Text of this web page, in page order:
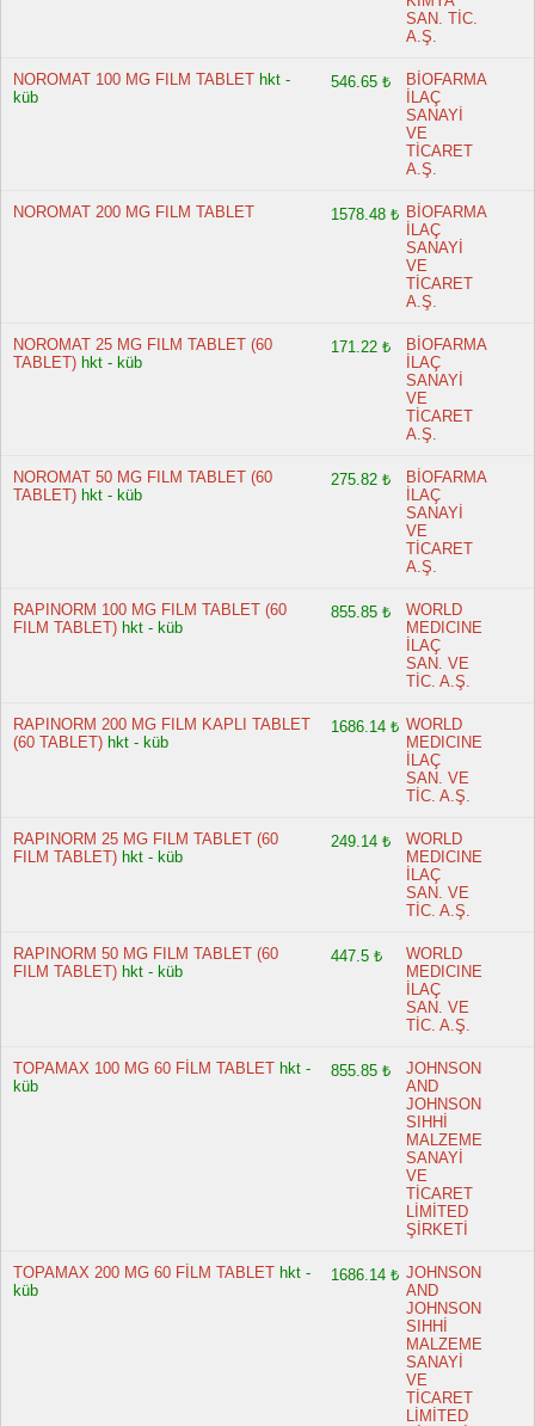
SAN. TİC.
A.Ş.
NOROMAT 100 MG FILM TABLET hkt -
küb
546.65 ₺
BİOFARMA
İLAÇ
SANAYİ
VE
TİCARET
A.Ş.
NOROMAT 200 MG FILM TABLET 1578.48 ₺ BİOFARMA
İLAÇ
SANAYİ
VE
TİCARET
A.Ş.
NOROMAT 25 MG FILM TABLET (60
TABLET) hkt - küb
171.22 ₺
BİOFARMA
İLAÇ
SANAYİ
VE
TİCARET
A.Ş.
NOROMAT 50 MG FILM TABLET (60
TABLET) hkt - küb
275.82 ₺
BİOFARMA
İLAÇ
SANAYİ
VE
TİCARET
A.Ş.
RAPINORM 100 MG FILM TABLET (60
FILM TABLET) hkt - küb
855.85 ₺
WORLD
MEDICINE
İLAÇ
SAN. VE
TİC. A.Ş.
RAPINORM 200 MG FILM KAPLI TABLET
(60 TABLET) hkt - küb
1686.14 ₺ WORLD
MEDICINE
İLAÇ
SAN. VE
TİC. A.Ş.
RAPINORM 25 MG FILM TABLET (60
FILM TABLET) hkt - küb
249.14 ₺
WORLD
MEDICINE
İLAÇ
SAN. VE
TİC. A.Ş.
RAPINORM 50 MG FILM TABLET (60
FILM TABLET) hkt - küb
447.5 ₺
WORLD
MEDICINE
İLAÇ
SAN. VE
TİC. A.Ş.
TOPAMAX 100 MG 60 FİLM TABLET hkt -
küb
855.85 ₺
JOHNSON
AND
JOHNSON
SIHHİ
MALZEME
SANAYİ
VE
TİCARET
LİMİTED
ŞİRKETİ
TOPAMAX 200 MG 60 FİLM TABLET hkt -
küb
1686.14 ₺ JOHNSON
AND
JOHNSON
SIHHİ
MALZEME
SANAYİ
VE
TİCARET
LİMİTED